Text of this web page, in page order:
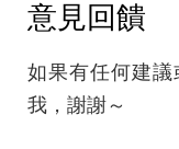
意見回饋
如果有任何建議
我，謝謝～